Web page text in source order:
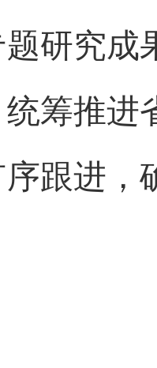
研究成
筹推进
跟进，